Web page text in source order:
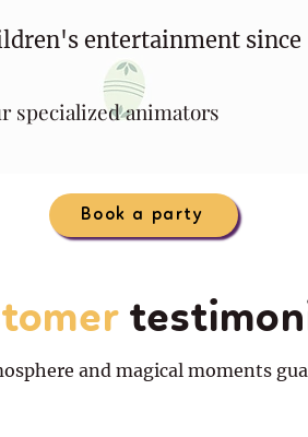
entertainment since
specialized animators
Book a party
and magical moments